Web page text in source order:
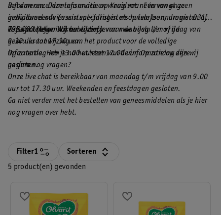
informeren. Deze informatie op Kruidvat.nl vervangt geen
individueel advies van specialisten als huisartsen, drogisten of
een apotheker. Wij verwijzen je naar de bijsluiter of de
gebruiksaanwijzing van het product voor de volledige
informatie. Heb je na het lezen van de informatie op deze
pagina nog vragen?
Bel dan onze klantenservice en vraag naar één van onze
gediplomeerde (assistent-)drogisten op telefoonnummer 0318
798 000 (tegen lokaal tarief).
Wij zijn telefonisch bereikbaar van maandag t/m vrijdag van
9.30 uur tot 17.30 uur.
Op zaterdag van 13.00 uur tot 17.00 uur. Op zondag zijn wij
gesloten.
Onze live chat is bereikbaar van maandag t/m vrijdag van 9.00
uur tot 17.30 uur. Weekenden en feestdagen gesloten.
Ga niet verder met het bestellen van geneesmiddelen als je hier
nog vragen over hebt.
5 product(en) gevonden
Filter1 Sorteren